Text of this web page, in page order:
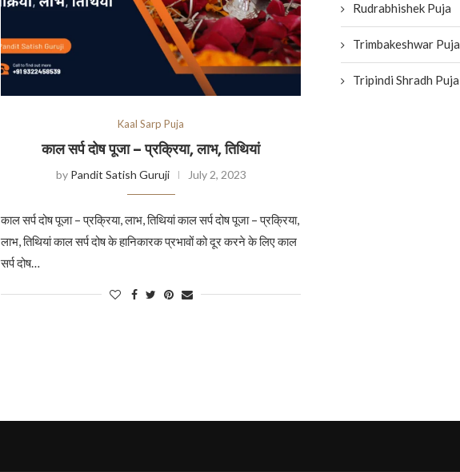
Kaal Sarp Puja
काल सर्प दोष पूजा – प्रक्रिया, लाभ, तिथियां
by Pandit Satish Guruji July 2, 2023
काल सर्प दोष पूजा – प्रक्रिया, लाभ, तिथियां काल सर्प दोष पूजा – प्रक्रिया,
लाभ, तिथियां काल सर्प दोष के हानिकारक प्रभावों को दूर करने के लिए काल
सर्प दोष…
Rudrabhishek Puja
Trimbakeshwar Puja
Tripindi Shradh Puja